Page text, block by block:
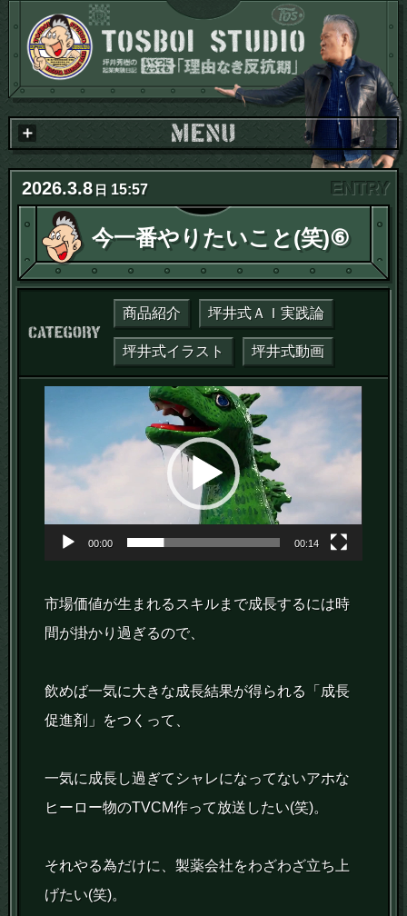
2026.3.8 日 15:57
今一番やりたいこと(笑)⑥
カテゴリー：
商品紹介 坪井式ＡＩ実践論
坪井式イラスト 坪井式動画
画
00:00 00:14
市場価値が生まれるスキルまで成長するには時
間が掛かり過ぎるので、
飲めば一気に大きな成長結果が得られる「成長
促進剤」をつくって、
一気に成長し過ぎてシャレになってないアホな
ヒーロー物のTVCM作って放送したい(笑)。
それやる為だけに、製薬会社をわざわざ立ち上
げたい(笑)。